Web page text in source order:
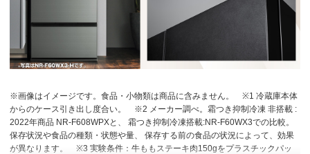
※画像はイメージです。食品・小物類は商品に含みません。
※1 冷蔵庫本体
からのケース引き出し度合い。
※2 メーカー調べ。霜つき抑制冷凍 非搭載 :
2022年商品 NR-F608WPXと、 霜つき抑制冷凍搭載:NR-F60WX3での比較。
保存状況や食品の種類・状態や量、 保存する前の食品の状況によって、効果
が異なります。
※3 実験条件：牛ももステーキ肉150gをプラスチックパッ